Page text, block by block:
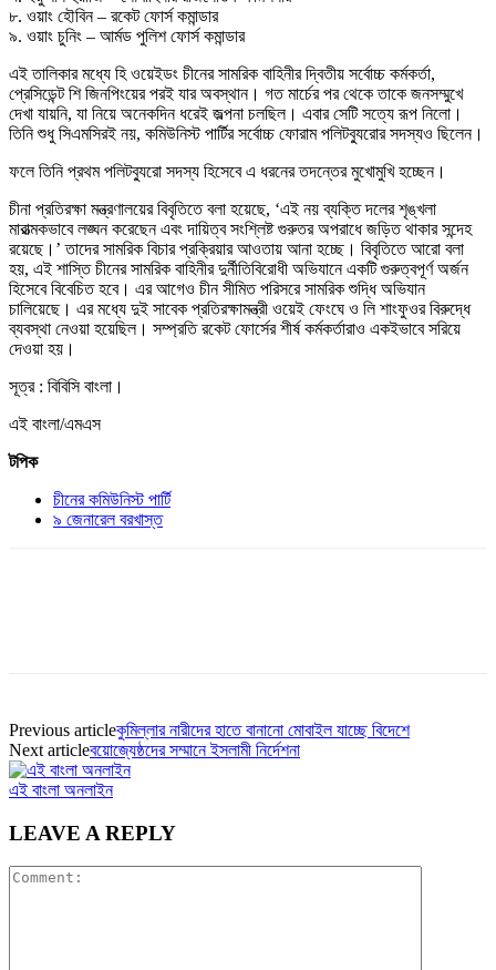
৮. ওয়াং হৌবিন – রকেট ফোর্স কমান্ডার
৯. ওয়াং চুনিং – আর্মড পুলিশ ফোর্স কমান্ডার
এই তালিকার মধ্যে হি ওয়েইডং চীনের সামরিক বাহিনীর দ্বিতীয় সর্বোচ্চ কর্মকর্তা,
প্রেসিডেন্ট শি জিনপিংয়ের পরই যার অবস্থান। গত মার্চের পর থেকে তাকে জনসম্মুখে
দেখা যায়নি, যা নিয়ে অনেকদিন ধরেই জল্পনা চলছিল। এবার সেটি সত্যে রূপ নিলো।
তিনি শুধু সিএমসিরই নয়, কমিউনিস্ট পার্টির সর্বোচ্চ ফোরাম পলিটব্যুরোর সদস্যও ছিলেন।
ফলে তিনি প্রথম পলিটব্যুরো সদস্য হিসেবে এ ধরনের তদন্তের মুখোমুখি হচ্ছেন।
চীনা প্রতিরক্ষা মন্ত্রণালয়ের বিবৃতিতে বলা হয়েছে, ‘এই নয় ব্যক্তি দলের শৃঙ্খলা
মারাত্মকভাবে লঙ্ঘন করেছেন এবং দায়িত্ব সংশ্লিষ্ট গুরুতর অপরাধে জড়িত থাকার সন্দেহ
রয়েছে।’ তাদের সামরিক বিচার প্রক্রিয়ার আওতায় আনা হচ্ছে। বিবৃতিতে আরো বলা
হয়, এই শাস্তি চীনের সামরিক বাহিনীর দুর্নীতিবিরোধী অভিযানে একটি গুরুত্বপূর্ণ অর্জন
হিসেবে বিবেচিত হবে। এর আগেও চীন সীমিত পরিসরে সামরিক শুদ্ধি অভিযান
চালিয়েছে। এর মধ্যে দুই সাবেক প্রতিরক্ষামন্ত্রী ওয়েই ফেংঘে ও লি শাংফুওর বিরুদ্ধে
ব্যবস্থা নেওয়া হয়েছিল। সম্প্রতি রকেট ফোর্সের শীর্ষ কর্মকর্তারাও একইভাবে সরিয়ে
দেওয়া হয়।
সূত্র : বিবিসি বাংলা।
এই বাংলা/এমএস
টপিক
চীনের কমিউনিস্ট পার্টি
৯ জেনারেল বরখাস্ত
Previous articleকুমিল্লার নারীদের হাতে বানানো মোবাইল যাচ্ছে বিদেশে
Next articleবয়োজ্যেষ্ঠদের সম্মানে ইসলামী নির্দেশনা
এই বাংলা অনলাইন
LEAVE A REPLY